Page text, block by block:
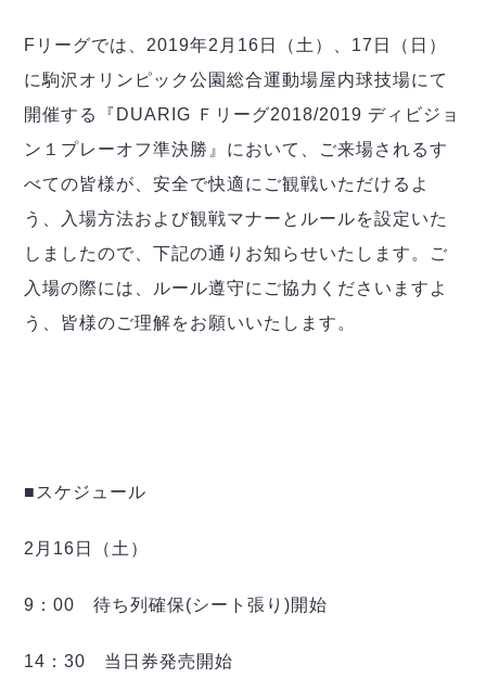
戦績表
警告・退場・出場停止選手
個人ランキング｜ゴール
個人ランキング｜シュート
個人ランキング｜シュート成功率
個人ランキング｜第2PK
メットライフ生命Ｆリーグカップ 2026
試合日程・結果
大会概要
バサジィ大分
メットライフ生命Ｆ２リーグ
ヴォスクオーレ仙台
マルバ水戸FC
リガーレヴィア葛飾
Y．S．C．C．横浜
ヴィンセドール白山
アグレミーナ浜松
リーグ要項
クラブライセンス関連
ディビジョン1 試合記録
ディビジョン2 試合記録
Ｆリーグカップ 試合記録
リーグ統計データ
記念ゴール
ハットトリック
担当審判員
選手の通算記録（Ｆ１）
しながわシティ
ペスカドーラ町田
ボアルース長野
シュライカー大阪
ABeam AWARD
DIVISION 01
DIVISION02
FOLLOW US!
Fリーグでは、2019年2月16日（土）、17日（日）
に駒沢オリンピック公園総合運動場屋内球技場にて
開催する『DUARIG Ｆリーグ2018/2019 ディビジョ
ン１プレーオフ準決勝』において、ご来場されるす
べての皆様が、安全で快適にご観戦いただけるよ
う、入場方法および観戦マナーとルールを設定いた
しましたので、下記の通りお知らせいたします。ご
入場の際には、ルール遵守にご協力くださいますよ
う、皆様のご理解をお願いいたします。
■スケジュール
2月16日（土）
9：00 待ち列確保(シート張り)開始
14：30 当日券発売開始